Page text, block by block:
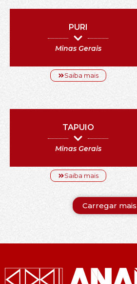
PURI
Minas Gerais
Saiba mais
TAPUIO
Minas Gerais
Saiba mais
Carregar mais